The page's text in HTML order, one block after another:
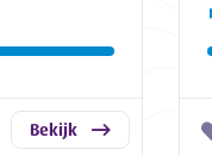
Bekijk